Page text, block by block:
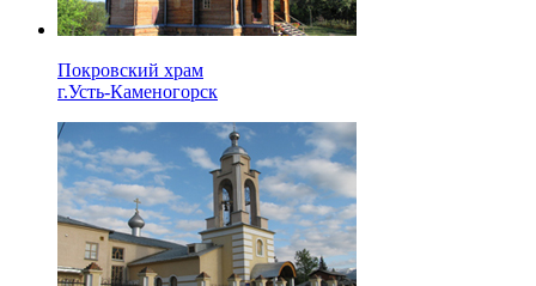
Покровский храм
г.Усть-Каменогорск